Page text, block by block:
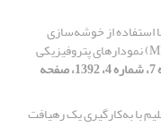
استفاده از خوشه‌سازی
براساس نمودار با تفکیک‌پذیری چندتایی (MRGC) نمودار‌‌های پتروفیزیکی
[دوره 7، شماره 4، 1392، صفحه
با به‌کارگیری یک رهیافت